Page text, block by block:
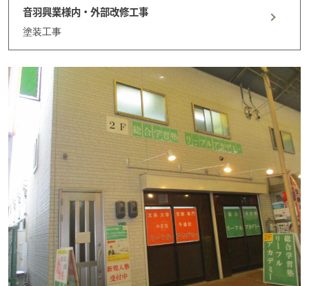
音羽興業様内・外部改修工事
塗装工事